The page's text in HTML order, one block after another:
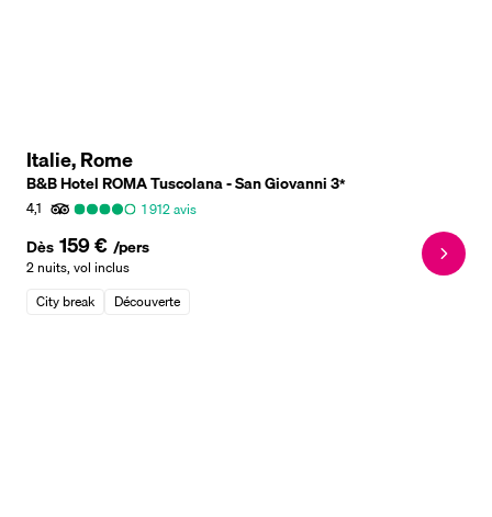
Italie, Rome
B&B Hotel ROMA Tuscolana - San Giovanni3*
4,1
1 912avis
Dès 159 € /pers
2 nuits, vol inclus
City break
Découverte